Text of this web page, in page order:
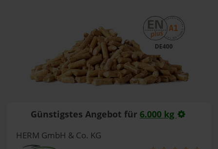
DE400
Günstigstes Angebot für 6.000 kg
HERM GmbH & Co. KG